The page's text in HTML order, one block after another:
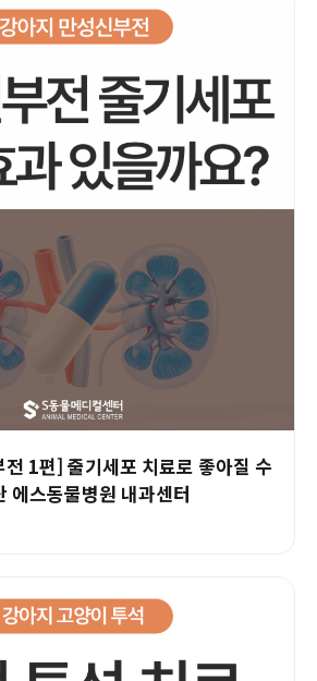
1편] 줄기세포 치료로 좋아질 수
에스동물병원 내과센터